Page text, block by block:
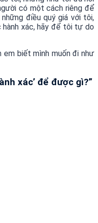
có một cách riêng để
điều quý giá với tôi,
xác, hãy để tôi tự do
em biết mình muốn đi như
xác’ để được gì?”